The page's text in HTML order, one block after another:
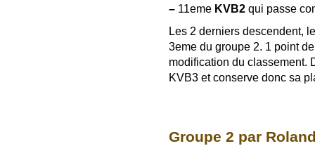
– 11eme KVB2 qui passe
Les 2 derniers descendent,
3eme du groupe 2. 1 point
modification du classement.
KVB3 et conserve donc sa
Groupe 2 par